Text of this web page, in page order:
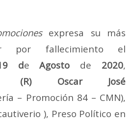
expresa su más
por fallecimiento el
deAgosto de 2020,
(R) Oscar José
– Promoción 84 – CMN),
), Preso Político en